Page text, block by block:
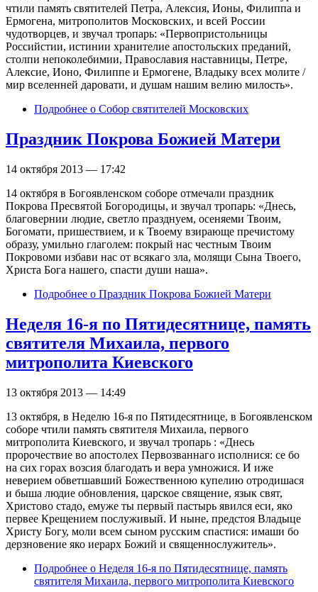
чтили память святителей Петра, Алексия, Ионы, Филиппа и
Ермогена, митрополитов Московских, и всей России
чудотворцев, и звучал тропарь: «Первопристольницы
Российстии, истинии хранителие апостольских преданий,
столпи непоколебимии, Православия наставницы, Петре,
Алексие, Ионо, Филиппе и Ермогене, Владыку всех молите /
мир вселенней даровати, и душам нашим велию милость».
Подробнее о Собор святителей Московских
Праздник Покрова Божией Матери
14 октября 2013 — 17:42
14 октября в Богоявленском соборе отмечали праздник
Покрова Пресвятой Богородицы, и звучал тропарь: «Днесь,
благовернии людие, светло празднуем, осеняеми Твоим,
Богомати, пришествием, и к Твоему взирающе пречистому
образу, умильно глаголем: покрый нас честным Твоим
Покровоми избави нас от всякаго зла, молящи Сына Твоего,
Христа Бога нашего, спасти души наша».
Подробнее о Праздник Покрова Божией Матери
Неделя 16-я по Пятидесятнице, память
святителя Михаила, первого
митрополита Киевского
13 октября 2013 — 14:49
13 октября, в Неделю 16-я по Пятидесятнице, в Богоявленском
соборе чтили память святителя Михаила, первого
митрополита Киевского, и звучал тропарь : «Днесь
пророчествие во апостолех Первозваннаго исполнися: се бо
на сих горах возсия благодать и вера умножися. И иже
неверием обветшавший Божественною купелию отродишася
и быша людие обновления, царское священие, язык свят,
Христово стадо, емуже ты первый пастырь явился еси, яко
первее Крещением послуживый. И ныне, предстоя Владыце
Христу Богу, моли всем сыном русским спастися: имаши бо
дерзновение яко иерарх Божий и священнослужитель».
Подробнее о Неделя 16-я по Пятидесятнице, память
святителя Михаила, первого митрополита Киевского